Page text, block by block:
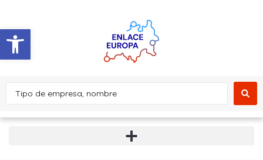
Abrir barra de herramientas